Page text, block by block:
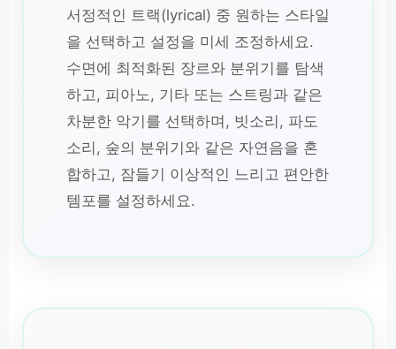
서정적인 트랙(lyrical) 중 원하는 스타일
을 선택하고 설정을 미세 조정하세요.
수면에 최적화된 장르와 분위기를 탐색
하고, 피아노, 기타 또는 스트링과 같은
차분한 악기를 선택하며, 빗소리, 파도
소리, 숲의 분위기와 같은 자연음을 혼
합하고, 잠들기 이상적인 느리고 편안한
템포를 설정하세요.